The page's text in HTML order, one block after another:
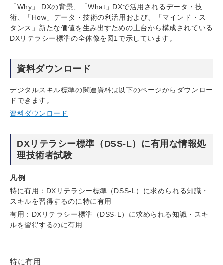
「Why」 DXの背景、「What」DXで活用されるデータ・技
術、「How」データ・技術の利活用および、「マインド・ス
タンス」新たな価値を生み出すための土台から構成されている
DXリテラシー標準の全体像を図1で示しています。
資料ダウンロード
デジタルスキル標準の関連資料は以下のページからダウンロー
ドできます。
資料ダウンロード
DXリテラシー標準（DSS-L）に有用な情報処
理技術者試験
凡例
特に有用：DXリテラシー標準（DSS-L）に求められる知識・
スキルを習得するのに特に有用
有用：DXリテラシー標準（DSS-L）に求められる知識・スキ
ルを習得するのに有用
特に有用